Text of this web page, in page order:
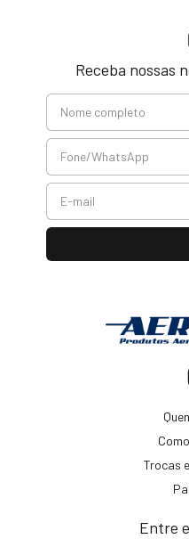
Receba nossas
Trocas
Entre